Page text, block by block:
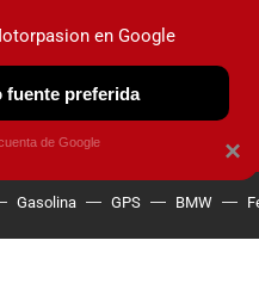
OBSERVATORIO
Gasolina GPS BMW
×
en Google
fuente preferida
de Google